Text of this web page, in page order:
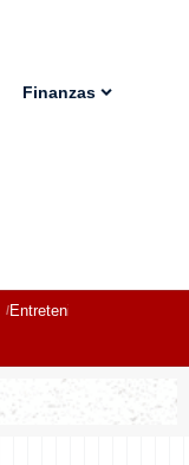
Finanzas
Entretenimiento